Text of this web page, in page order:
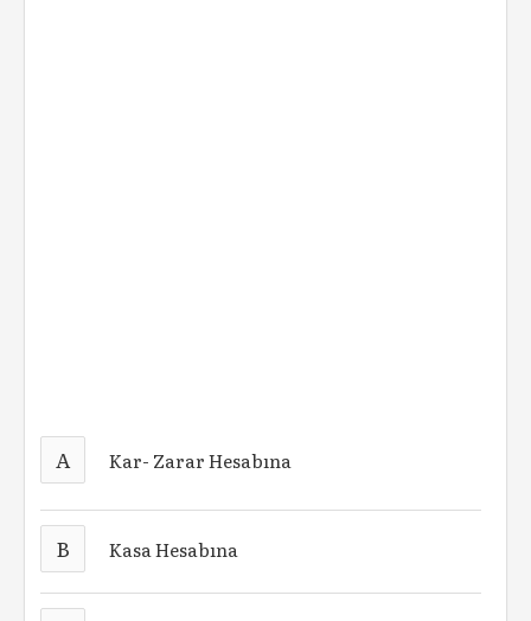
A Kar- Zarar Hesabına
B Kasa Hesabına